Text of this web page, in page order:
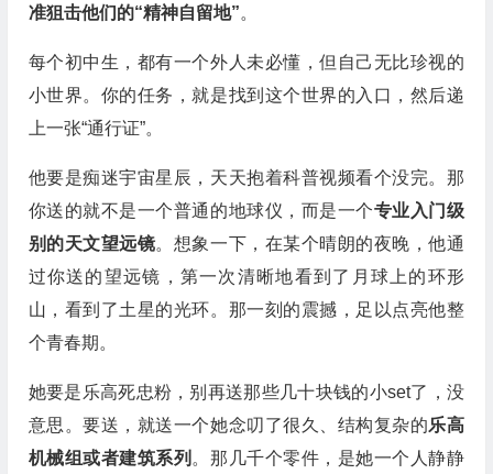
准狙击他们的“精神自留地”。
每个初中生，都有一个外人未必懂，但自己无比珍视的
小世界。你的任务，就是找到这个世界的入口，然后递
上一张“通行证”。
他要是痴迷宇宙星辰，天天抱着科普视频看个没完。那
你送的就不是一个普通的地球仪，而是一个专业入门级
别的天文望远镜。想象一下，在某个晴朗的夜晚，他通
过你送的望远镜，第一次清晰地看到了月球上的环形
山，看到了土星的光环。那一刻的震撼，足以点亮他整
个青春期。
她要是乐高死忠粉，别再送那些几十块钱的小set了，没
意思。要送，就送一个她念叨了很久、结构复杂的乐高
机械组或者建筑系列 。那几千个零件，是她一个人静静